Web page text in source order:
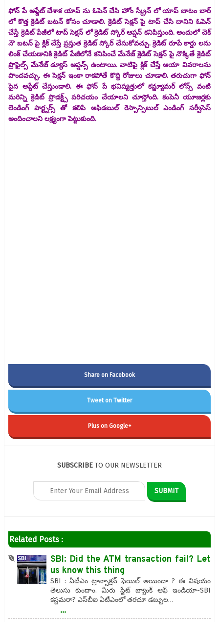
ఫోన్ పే అప్డేట్ చేశాక యాప్ ను ఓపెన్ చేసి హోం స్క్రీన్ లో యాప్ బాటం బార్
లో కొత్త క్రెడిట్ బటన్ కోసం చూడాలి. క్రెడిట్ సెక్షన్ పై టాప్ చేసి దానిని ఓపెన్
చేస్తే క్రెడిట్ పేజీలో టాప్ సెక్షన్ లో క్రెడిట్ స్కోర్ ఆప్షన్ కనిపిస్తుంది. అందులో చెక్
నౌ బటన్ పై క్లిక్ చేస్తే ప్రస్తుత క్రెడిట్ స్కోర్ చేసుకోవచ్చు. క్రెడిట్ రూపే కార్డు లను
లింక్ చేయడానికి క్రెడిట్ పేజీలోనే కనిపించే మేనేజ్ క్రెడిట్ సెక్షన్ పై నొక్కితే క్రెడిట్
ప్రొఫైల్స్ మేనేజ్ డ్యూస్ ఆప్షన్స్ ఉంటాయి. వాటిపై క్లిక్ చేస్తే ఆయా వివరాలను
పొందవచ్చు. ఈ సెక్షన్ ఇంకా రాకపోతే కొద్ది రోజులు చూడాలి. తరుచుగా ఫోన్
పైన అప్డేట్ చేస్తుండాలి. ఈ ఫోన్ పే భవిష్యత్తులో కన్జ్యూమర్ లోన్స్ వంటి
మరిన్ని క్రెడిట్ ప్రొడక్ట్స్ పరిచయం చేయాలని చూస్తోంది. కంపెనీ యూజర్లకు
లెండింగ్ పార్ట్నర్స్ తో కలిపి అఫిడబుల్ రెస్పాన్సిబుల్ ఎండింగ్ సర్వీసెస్
అందించాలని లక్ష్యంగా పెట్టుకుంది.
Share on Facebook
Tweet on Twitter
Plus on Google+
SUBSCRIBE TO OUR NEWSLETTER
Related Posts :
SBI: Did the ATM transaction fail? Let
us know this thing
SBI : ఏటీఎం ట్రాన్సాక్షన్ ఫెయిల్ అయిందా ? ఈ విషయం
తెలుసు కుందాం. మీరు స్టేట్ బ్యాంక్ ఆఫ్ ఇండియా-SBI
కస్టమరా? ఎస్‌బీఐ ఏటీఎంలో తరచూ డబ్బుల…
...